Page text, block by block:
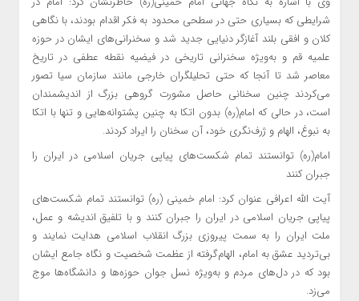
شرایطی که بسیاری حتی در سطحی محدود به فکر اقدام بودند، با نگاهی
کلان و افقی بلند آغازگر دنیایی جدید شد و سخنرانی‌های ایشان در حوزه
علمیه قم و به‌ویژه سخنرانی تاریخی در فیضیه نقطه عطفی در تاریخ
معاصر شد تا آنجا که حتی تحلیلگران خارجی مانند سازمان سیا تصور
می‌کردند چنین سخنانی حاصل مشورت گروهی بزرگ از اندیشمندان
است، در حالی که امام(ره) بدون اتکا به چنین پشتوانه‌هایی و تنها با اتکا
به نبوغ، الهام و ژرف‌نگری خود، آن سخنان را ایراد کردند.
امام(ره) توانستند تمام شکست‌های پیاپی جریان اسلامی در ایران را
جبران کنند
آیت الله اعرافی عنوان کرد: امام خمینی (ره) توانستند تمام شکست‌های
پیاپی جریان اسلامی در ایران را جبران کنند و با تلفیق اندیشه و عمل،
ملت ایران را به سمت پیروزی بزرگ انقلاب اسلامی هدایت نمایند و
بی‌تردید عشق به امام، الهام‌گرفته از عظمت شخصیت و نگاه جامع ایشان
بود که در دل‌های مردم و به‌ویژه نسل جوان حوزه‌ها و دانشگاه‌ها موج
می‌زد.